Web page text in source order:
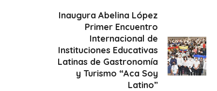
Inaugura Abelina López
Primer Encuentro
Internacional de
Instituciones Educativas
Latinas de Gastronomía
y Turismo “Aca Soy
Latino”